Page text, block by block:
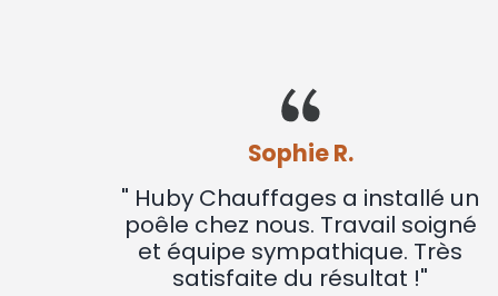
Sophie R.
" Huby Chauffages a installé un
poêle chez nous. Travail soigné
et équipe sympathique. Très
satisfaite du résultat !"